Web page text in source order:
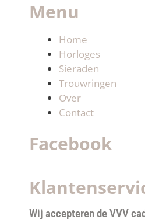
Menu
Home
Horloges
Sieraden
Trouwringen
Over
Contact
Facebook
Wij accepteren de VVV